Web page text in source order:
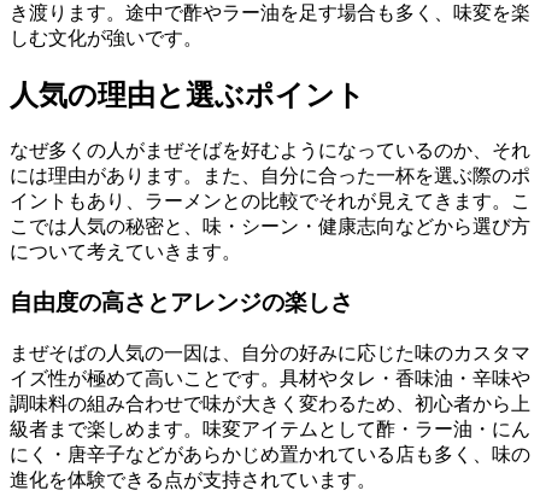
き渡ります。途中で酢やラー油を足す場合も多く、味変を楽
しむ文化が強いです。
人気の理由と選ぶポイント
なぜ多くの人がまぜそばを好むようになっているのか、それ
には理由があります。また、自分に合った一杯を選ぶ際のポ
イントもあり、ラーメンとの比較でそれが見えてきます。こ
こでは人気の秘密と、味・シーン・健康志向などから選び方
について考えていきます。
自由度の高さとアレンジの楽しさ
まぜそばの人気の一因は、自分の好みに応じた味のカスタマ
イズ性が極めて高いことです。具材やタレ・香味油・辛味や
調味料の組み合わせで味が大きく変わるため、初心者から上
級者まで楽しめます。味変アイテムとして酢・ラー油・にん
にく・唐辛子などがあらかじめ置かれている店も多く、味の
進化を体験できる点が支持されています。